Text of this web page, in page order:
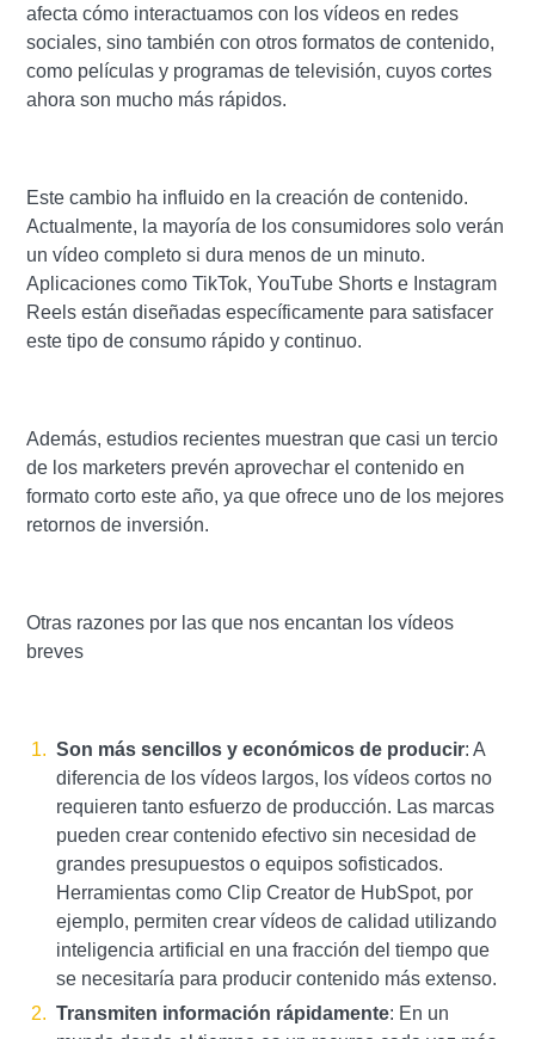
afecta cómo interactuamos con los vídeos en redes
sociales, sino también con otros formatos de contenido,
como películas y programas de televisión, cuyos cortes
ahora son mucho más rápidos.
Este cambio ha influido en la creación de contenido.
Actualmente, la mayoría de los consumidores solo verán
un vídeo completo si dura menos de un minuto.
Aplicaciones como TikTok, YouTube Shorts e Instagram
Reels están diseñadas específicamente para satisfacer
este tipo de consumo rápido y continuo.
Además, estudios recientes muestran que casi un tercio
de los marketers prevén aprovechar el contenido en
formato corto este año, ya que ofrece uno de los mejores
retornos de inversión.
Otras razones por las que nos encantan los vídeos
breves
Son más sencillos y económicos de producir: A
diferencia de los vídeos largos, los vídeos cortos no
requieren tanto esfuerzo de producción. Las marcas
pueden crear contenido efectivo sin necesidad de
grandes presupuestos o equipos sofisticados.
Herramientas como Clip Creator de HubSpot, por
ejemplo, permiten crear vídeos de calidad utilizando
inteligencia artificial en una fracción del tiempo que
se necesitaría para producir contenido más extenso.
Transmiten información rápidamente: En un